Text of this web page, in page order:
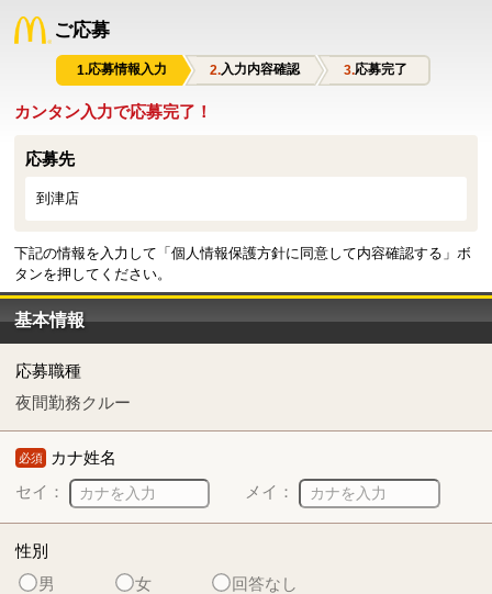
ご応募
応募情報入力 入力内容確認 応募完了
カンタン入力で応募完了！
応募先
到津店
下記の情報を入力して「個人情報保護方針に同意して内容確認する」ボ
タンを押してください。
基本情報
応募職種
夜間勤務クルー
必須 カナ姓名
セイ：
メイ：
性別
男
女 回答なし